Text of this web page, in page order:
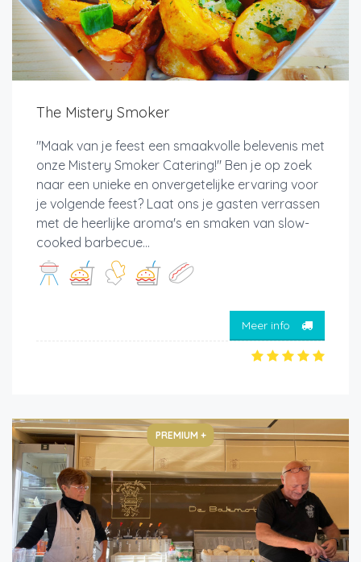
The Mistery Smoker
"Maak van je feest een smaakvolle belevenis met
onze Mistery Smoker Catering!" Ben je op zoek
naar een unieke en onvergetelijke ervaring voor
je volgende feest? Laat ons je gasten verrassen
met de heerlijke aroma's en smaken van slow-
cooked barbecue...
Meer info
PREMIUM +